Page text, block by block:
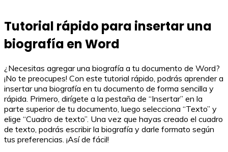
Tutorial rápido para insertar una
biografía en Word
¿Necesitas agregar una biografía a tu documento de Word?
¡No te preocupes! Con este tutorial rápido, podrás aprender a
insertar una biografía en tu documento de forma sencilla y
rápida. Primero, dirígete a la pestaña de “Insertar” en la
parte superior de tu documento, luego selecciona “Texto” y
elige “Cuadro de texto”. Una vez que hayas creado el cuadro
de texto, podrás escribir la biografía y darle formato según
tus preferencias. ¡Así de fácil!